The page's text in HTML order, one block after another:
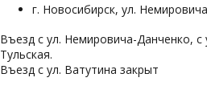
г. Новосибирск, ул.
Въезд с ул. Немировича-Данченко, с
Тульская.
Въезд с ул. Ватутина закрыт